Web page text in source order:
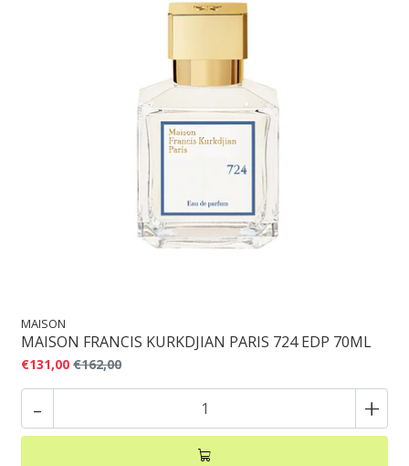
MAISON
MAISON FRANCIS KURKDJIAN PARIS 724 EDP 70ML
€131,00 €162,00
- +